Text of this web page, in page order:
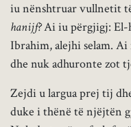
iu nënshtruar vullnetit
hanijf?Ai iu përgjigj: El-
Ibrahim, alejhi selam.
dhe nuk adhuronte zot
Zejdi u largua prej tij
duke i thënë të njëjtën